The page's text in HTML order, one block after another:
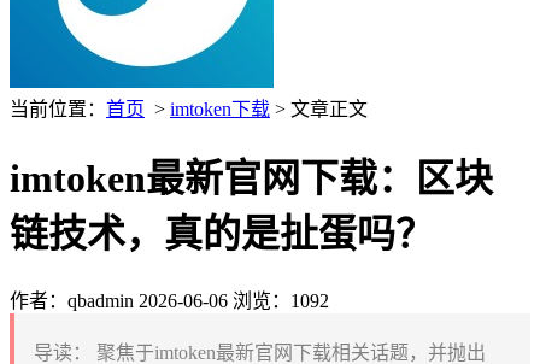
当前位置： 首页 > imtoken下载 > 文章正文
imtoken最新官网下载：区块
链技术，真的是扯蛋吗？
作者：qbadmin 2026-06-06 浏览：1092
导读：
聚焦于imtoken最新官网下载相关话题，并抛出